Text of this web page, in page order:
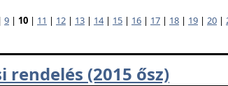
9 | 10 | 11 | 12 | 13 | 14| 15 | 16 | 17 | 18 | 19 | 20 |
rendelés (2015 ősz)